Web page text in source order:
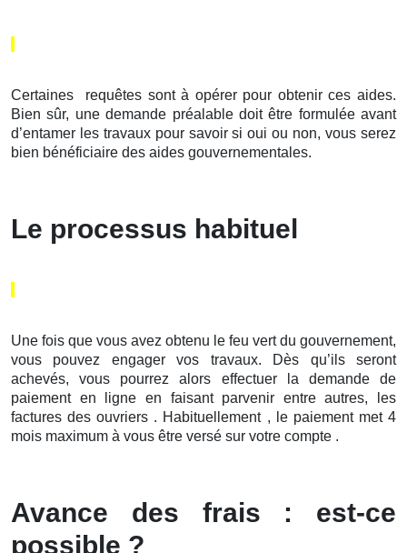
Certaines requêtes sont à opérer pour obtenir ces aides.
Bien sûr, une demande préalable doit être formulée avant
d’entamer les travaux pour savoir si oui ou non, vous serez
bien bénéficiaire des aides gouvernementales.
Le processus habituel
Une fois que vous avez obtenu le feu vert du gouvernement,
vous pouvez engager vos travaux. Dès qu’ils seront
achevés, vous pourrez alors effectuer la demande de
paiement en ligne en faisant parvenir entre autres, les
factures des ouvriers . Habituellement , le paiement met 4
mois maximum à vous être versé sur votre compte .
Avance des frais : est-ce
possible ?